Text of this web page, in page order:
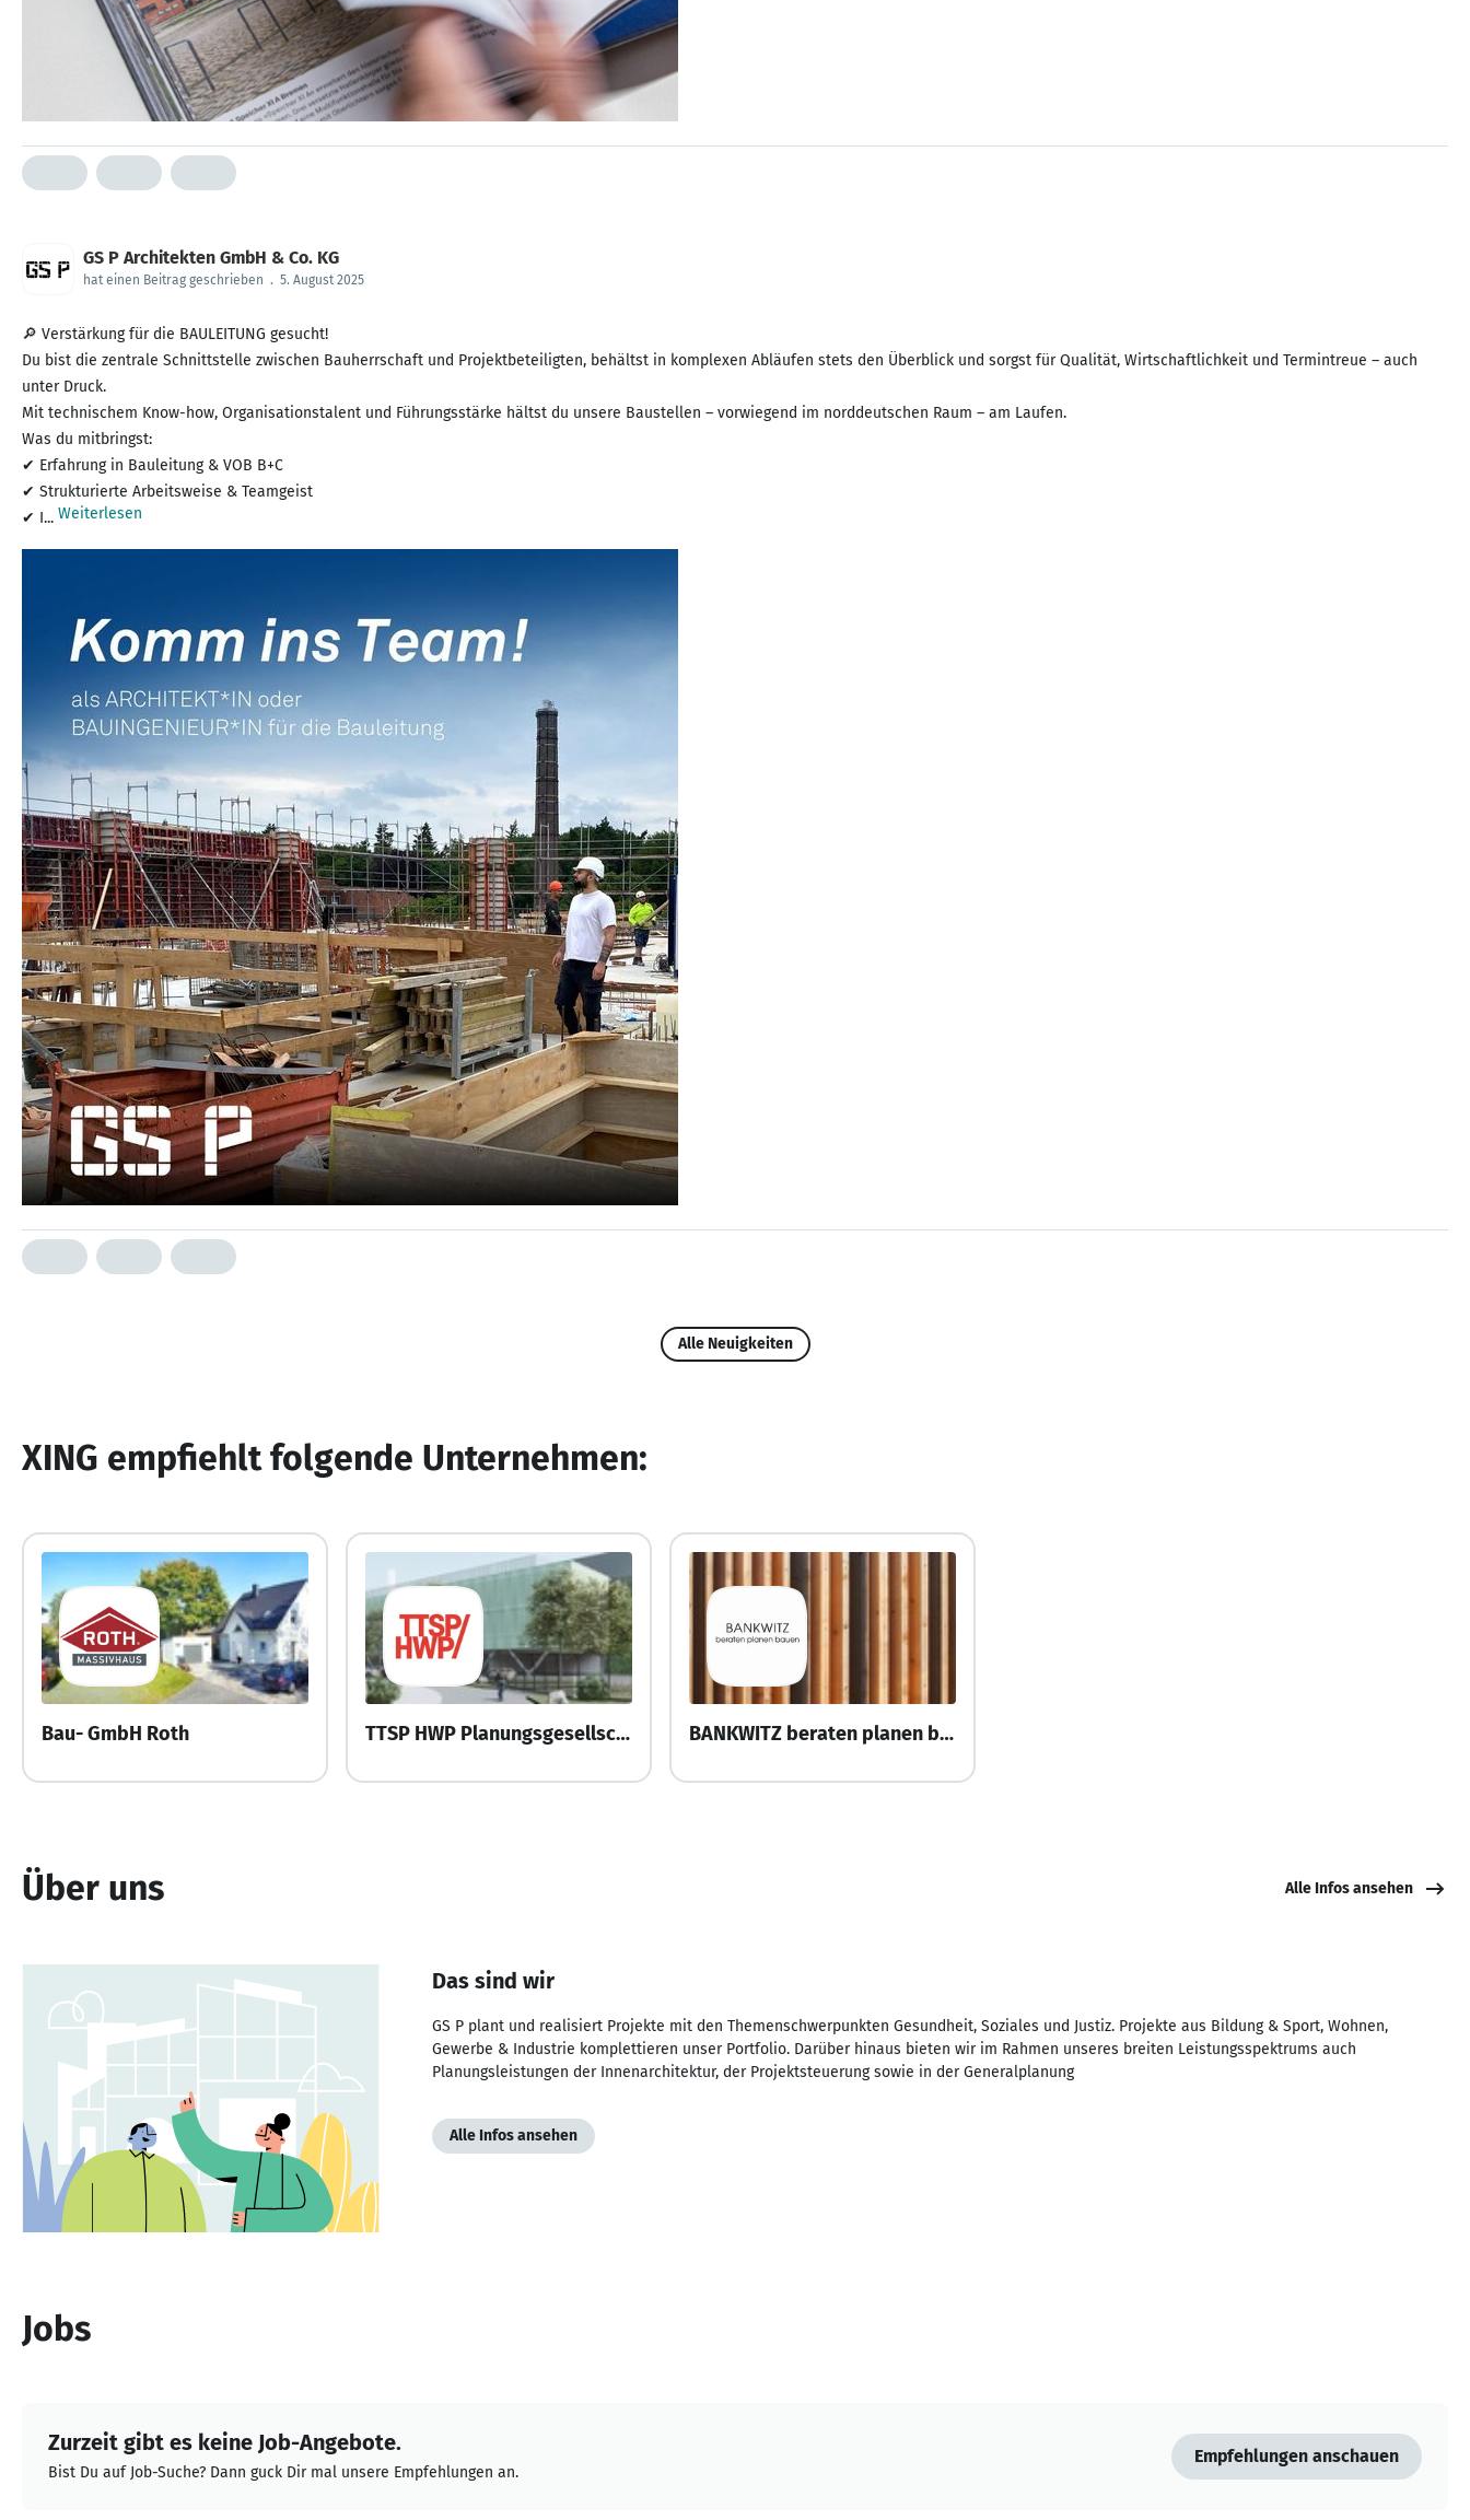
GS P Architekten GmbH & Co. KG
hat einen Beitrag geschrieben . 5. August 2025
🔎 Verstärkung für die BAULEITUNG gesucht!
Du bist die zentrale Schnittstelle zwischen Bauherrschaft und Projektbeteiligten, behältst in komplexen Abläufen stets den Überblick und sorgst für Qualität, Wirtschaftlichkeit und Termintreue – auch
unter Druck.
Mit technischem Know-how, Organisationstalent und Führungsstärke hältst du unsere Baustellen – vorwiegend im norddeutschen Raum – am Laufen.
Was du mitbringst:
✔ Erfahrung in Bauleitung & VOB B+C
✔ Strukturierte Arbeitsweise & Teamgeist
✔ I... Weiterlesen
Alle Neuigkeiten
XING empfiehlt folgende Unternehmen:
Bau- GmbH Roth TTSP HWP Planungsgesellschaft mbH BANKWITZ beraten planen bauen GmbH
Über uns Alle Infos ansehen
Das sind wir
GS P plant und realisiert Projekte mit den Themenschwerpunkten Gesundheit, Soziales und Justiz. Projekte aus Bildung & Sport, Wohnen,
Gewerbe & Industrie komplettieren unser Portfolio. Darüber hinaus bieten wir im Rahmen unseres breiten Leistungsspektrums auch
Planungsleistungen der Innenarchitektur, der Projektsteuerung sowie in der Generalplanung
Alle Infos ansehen
Jobs
Zurzeit gibt es keine Job-Angebote.
Bist Du auf Job-Suche? Dann guck Dir mal unsere Empfehlungen an.
Empfehlungen anschauen